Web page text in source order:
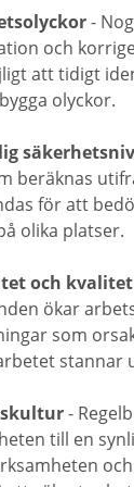
-
och
att tidigt
olyckor.
beräknas
för att
olika platser.
och
ökar
som
stannar
-
till en